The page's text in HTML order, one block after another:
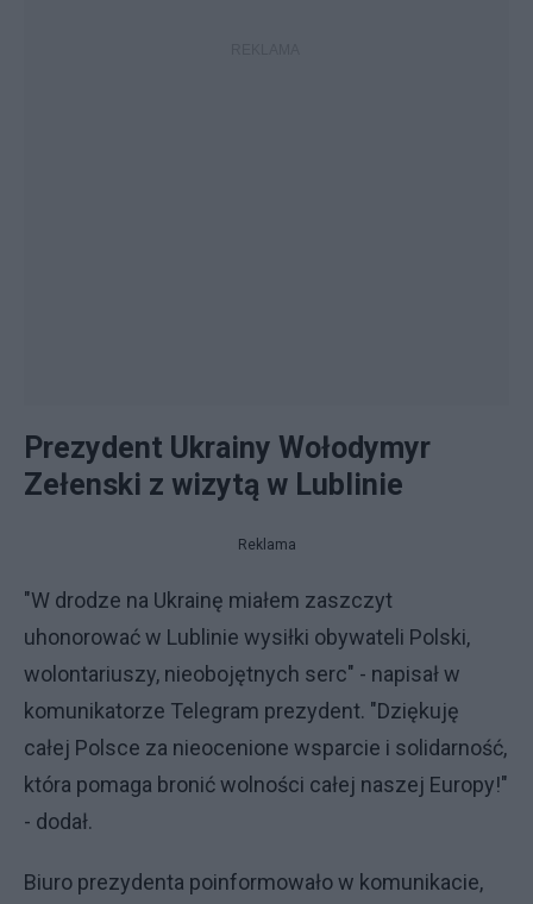
Prezydent Ukrainy Wołodymyr
Zełenski z wizytą w Lublinie
Reklama
"W drodze na Ukrainę miałem zaszczyt
uhonorować w Lublinie wysiłki obywateli Polski,
wolontariuszy, nieobojętnych serc" - napisał w
komunikatorze Telegram prezydent. "Dziękuję
całej Polsce za nieocenione wsparcie i solidarność,
która pomaga bronić wolności całej naszej Europy!"
- dodał.
Biuro prezydenta poinformowało w komunikacie,